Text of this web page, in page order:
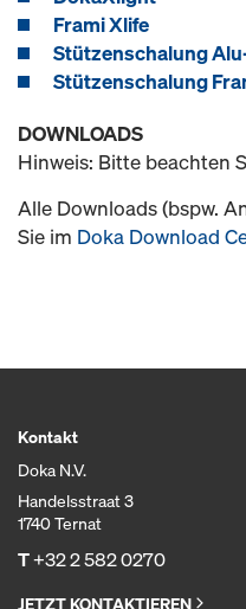
Frami Xlife
Stützenschalung
Stützenschalung
DOWNLOADS
Hinweis: Bitte beachten
Alle Downloads (bspw.
Sie im Doka Download
Kontakt
Doka N.V.
Handelsstraat 3
1740 Ternat
T+32 2 582 0270
JETZT KONTAKTIEREN